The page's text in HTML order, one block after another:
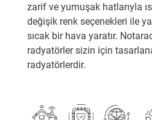
zarif ve yumuşak hatlarıyla
değişik renk seçenekleri ile
sıcak bir hava yaratır.
radyatörler sizin için
radyatörlerdir.